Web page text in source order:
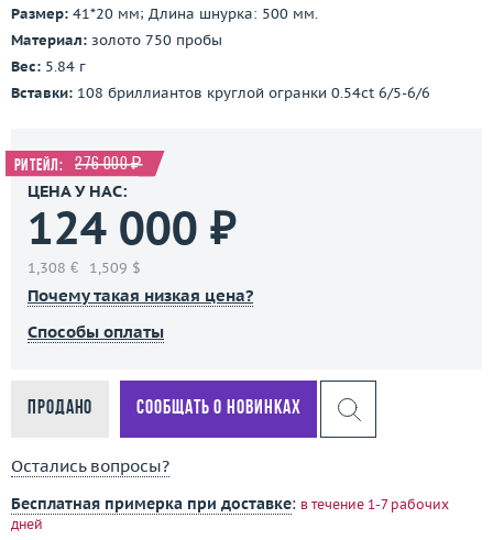
Размер: 41*20 мм; Длина шнурка: 500 мм.
Материал: золото 750 пробы
Вес: 5.84 г
Вставки: 108 бриллиантов круглой огранки 0.54ct 6/5-6/6
Ритейл: 276 000 ₽
ЦЕНА У НАС:
124 000 ₽
1,308 € 1,509 $
Почему такая низкая цена?
Способы оплаты
Продано Сообщать о новинках
Остались вопросы?
Бесплатная примерка при доставке: в течение 1-7 рабочих
дней